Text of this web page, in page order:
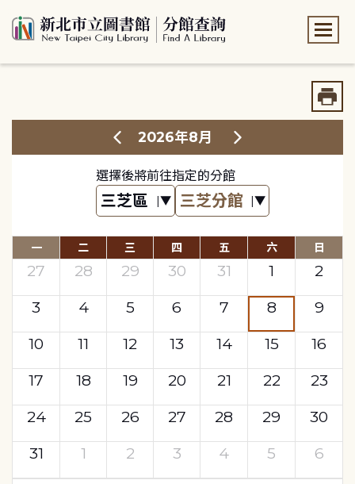
2026年8月
選擇後將前往指定的分館
一 二 三 四 五 六 日
27 28 29 30 31 1
2
3
4 5 6 7 8
9
10
11 12 13 14 15
16
17
18 19 20 21 22
23
24
25 26 27 28 29
30
31
1 2 3 4 5 6